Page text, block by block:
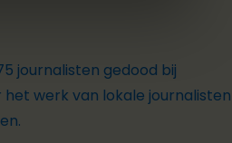
journalisten gedood bij
werk van lokale journalisten